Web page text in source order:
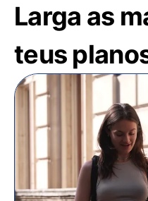
Larga as
teus